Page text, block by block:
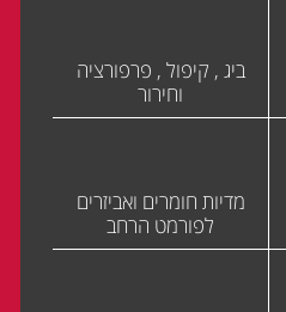
ביג , קיפול , פרפורציה
וחירור
מדיות חומרים ואביזרים
לפורמט הרחב